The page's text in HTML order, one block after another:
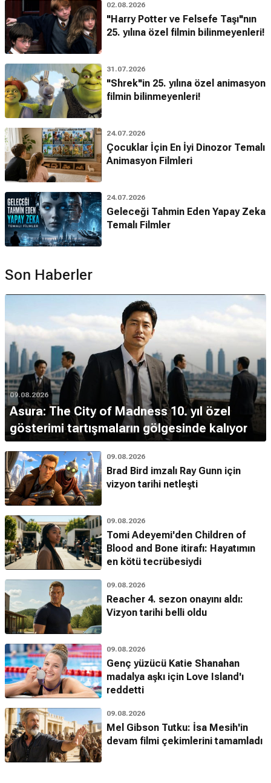
02.08.2026
"Harry Potter ve Felsefe Taşı"nın
25. yılına özel filmin bilinmeyenleri!
31.07.2026
"Shrek"in 25. yılına özel animasyon
filmin bilinmeyenleri!
24.07.2026
Çocuklar İçin En İyi Dinozor Temalı
Animasyon Filmleri
24.07.2026
Geleceği Tahmin Eden Yapay Zeka
Temalı Filmler
Son Haberler
09.08.2026
Asura: The City of Madness 10. yıl özel
gösterimi tartışmaların gölgesinde kalıyor
09.08.2026
Brad Bird imzalı Ray Gunn için
vizyon tarihi netleşti
09.08.2026
Tomi Adeyemi'den Children of
Blood and Bone itirafı: Hayatımın
en kötü tecrübesiydi
09.08.2026
Reacher 4. sezon onayını aldı:
Vizyon tarihi belli oldu
09.08.2026
Genç yüzücü Katie Shanahan
madalya aşkı için Love Island'ı
reddetti
09.08.2026
Mel Gibson Tutku: İsa Mesih'in
devam filmi çekimlerini tamamladı